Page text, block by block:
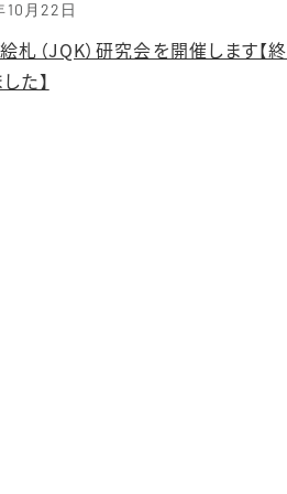
10月22日
札（JQK）研究会を開催します【終
た】